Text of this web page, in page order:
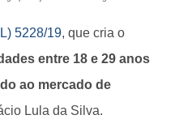
5228/19, que cria o
entre 18 e 29 anos
ao mercado de
Lula da Silva.